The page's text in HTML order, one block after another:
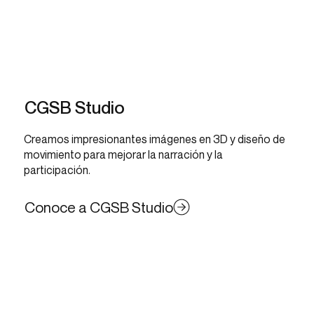
CGSB Studio
Creamos impresionantes imágenes en 3D y diseño de
movimiento para mejorar la narración y la
participación.
Conoce a CGSB Studio